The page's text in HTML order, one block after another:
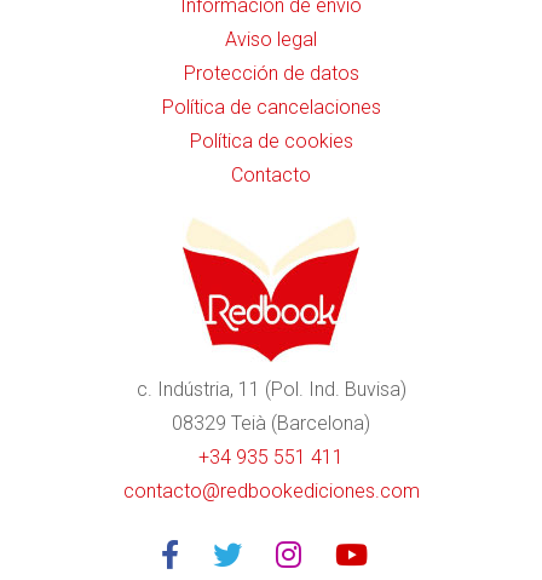
Información de envío
Aviso legal
Protección de datos
Política de cancelaciones
Política de cookies
Contacto
c. Indústria, 11 (Pol. Ind. Buvisa)
08329 Teià (Barcelona)
+34 935 551 411
contacto@redbookediciones.com